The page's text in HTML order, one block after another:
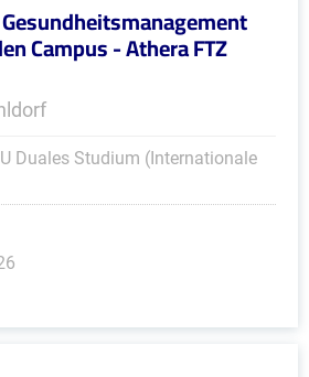
Campus - Athera FTZ
Duales Studium (Internationale